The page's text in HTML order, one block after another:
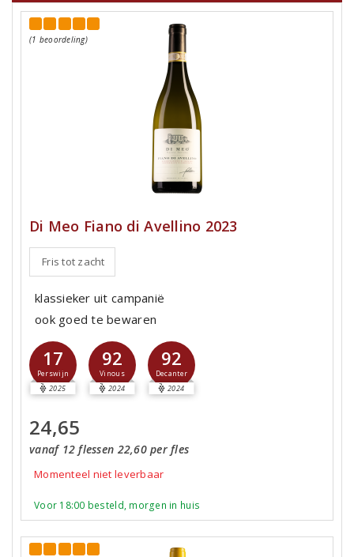
(1 beoordeling)
Di Meo Fiano di Avellino 2023
Fris tot zacht
klassieker uit campanië
ook goed te bewaren
17
Perswijn
2025
92
Vinous
2024
92
Decanter
2024
24,65
vanaf 12 flessen 22,60 per fles
Momenteel niet leverbaar
Voor 18:00 besteld, morgen in huis